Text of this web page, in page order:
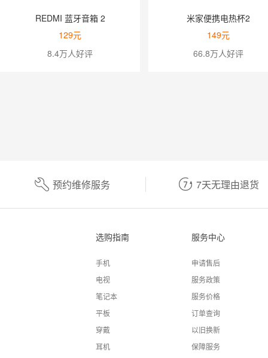
REDMI 蓝牙音箱 2
129元
8.4万人好评
米家便携电热杯2
149元
66.8万人好评
预约维修服务 7天无理由退货
选购指南
手机
电视
笔记本
平板
穿戴
耳机
服务中心
申请售后
服务政策
服务价格
订单查询
以旧换新
保障服务